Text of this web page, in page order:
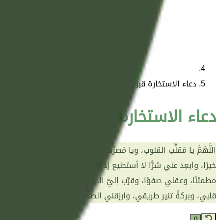
دعاء الاستخارة قبل النوم بدون صلاة
دعاء الاستخارة قبل النوم بدون
اللَّهُمَّ يا مُقلِّب القلوب، ويا مُصرِّف الأقدار، إنِّي أطرق بابكَ
خيرًا، وابعِد عني شرًّا لا أستطيع إدراكه، واهدني إلى الطريق
مطمئنًا، وعقلي صفوًا، وقرّب إليّ الخير حيث كان، وابعِد عني كل
قلبي، وبركةً تنير طريقي، وارزقني الطمأنينة والسكينة، وأنت خير